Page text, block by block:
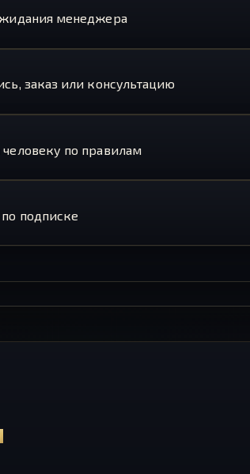
менеджера
заказ или консультацию
по правилам
подписке